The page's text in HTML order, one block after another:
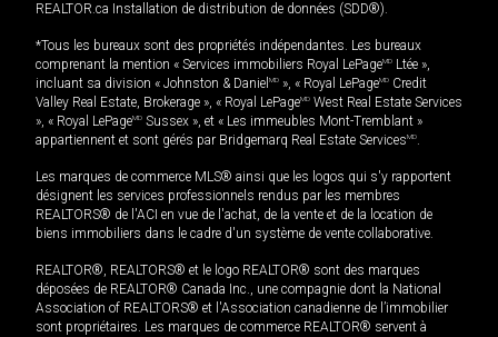
REALTOR.ca Installation de distribution de données (SDD®).
*Tous les bureaux sont des propriétés indépendantes. Les bureaux
comprenant la mention « Services immobiliers Royal LePageMD Ltée »,
incluant sa division « Johnston & Daniel MD », « Royal LePageMD Credit
Valley Real Estate, Brokerage », « Royal LePageMD West Real Estate Services
», « Royal LePageMD Sussex », et « Les immeubles Mont-Tremblant »
appartiennent et sont gérés par Bridgemarq Real Estate ServicesMD.
Les marques de commerce MLS® ainsi que les logos qui s'y rapportent
désignent les services professionnels rendus par les membres
REALTORS® de l'ACI en vue de l'achat, de la vente et de la location de
biens immobiliers dans le cadre d'un système de vente collaborative.
REALTOR®, REALTORS® et le logo REALTOR® sont des marques
déposées de REALTOR® Canada Inc., une compagnie dont la National
Association of REALTORS® et l'Association canadienne de l’immobilier
sont propriétaires. Les marques de commerce REALTOR® servent à